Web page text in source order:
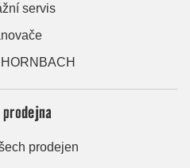
servis
prodejen